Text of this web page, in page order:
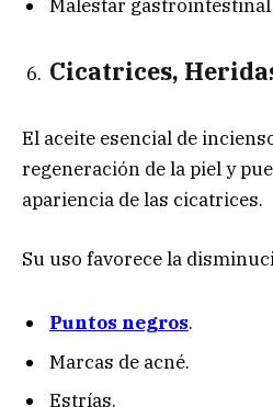
Malestar gastrointestinal
Cicatrices,
El aceite esencial de
regeneración de la piel y
apariencia de las cicatrices.
Su uso favorece la
Puntos negros.
Marcas de acné.
Estrías.